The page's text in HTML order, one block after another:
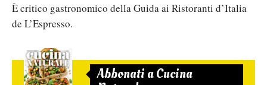
È critico gastronomico della Guida ai Ristoranti d’Italia
de L’Espresso.
Abbonati a Cucina